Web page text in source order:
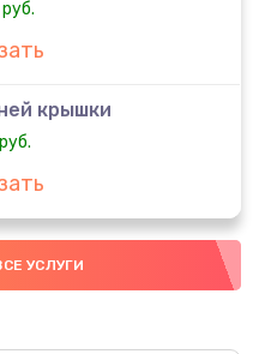
крышки
УСЛУГИ